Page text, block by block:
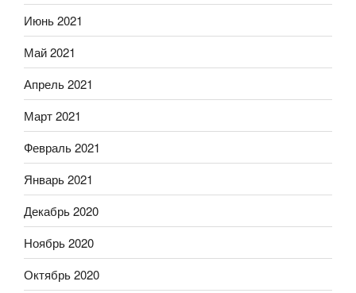
Июнь 2021
Май 2021
Апрель 2021
Март 2021
Февраль 2021
Январь 2021
Декабрь 2020
Ноябрь 2020
Октябрь 2020